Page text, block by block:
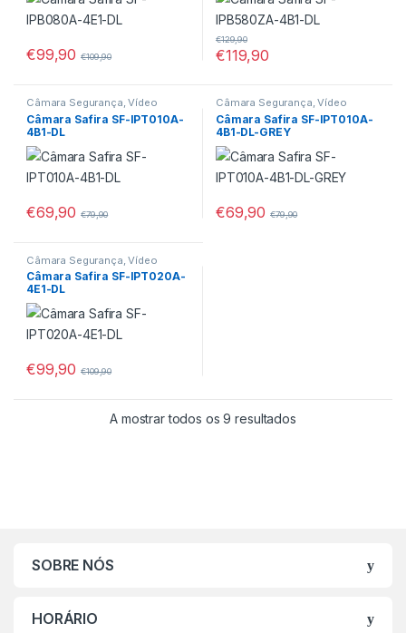
€99,90 €109,90 €119,90
€129,90
Câmara Segurança, Vídeo
Porteiros
Câmara Safira SF-IPT010A-
4B1-DL
€69,90 €79,90
Câmara Segurança, Vídeo
Porteiros
Câmara Safira SF-IPT010A-
4B1-DL-GREY
€69,90 €79,90
Câmara Segurança, Vídeo
Porteiros
Câmara Safira SF-IPT020A-
4E1-DL
€99,90 €109,90
A mostrar todos os 9 resultados
SOBRE NÓS
HORÁRIO